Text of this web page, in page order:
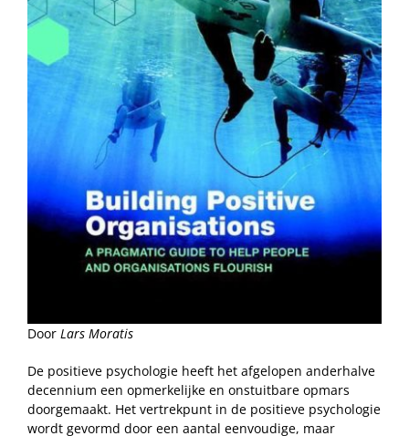
Door Lars Moratis
De positieve psychologie heeft het afgelopen anderhalve
decennium een opmerkelijke en onstuitbare opmars
doorgemaakt. Het vertrekpunt in de positieve psychologie
wordt gevormd door een aantal eenvoudige, maar